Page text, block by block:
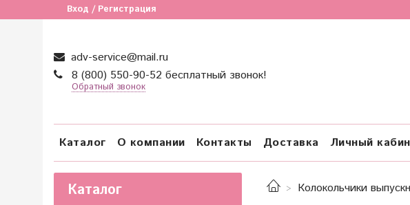
Вход / Регистрация
adv-service@mail.ru
8 (800) 550-90-52 бесплатный звонок!
Обратный звонок
Каталог О компании Контакты Доставка Личный
Колокольчики
Каталог